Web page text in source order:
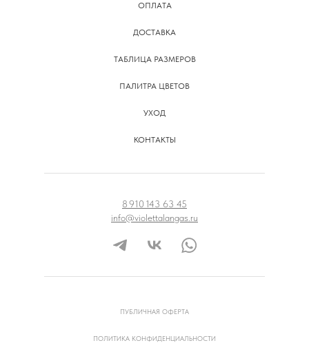
ОПЛАТА
ДОСТАВКА
ТАБЛИЦА РАЗМЕРОВ
ПАЛИТРА ЦВЕТОВ
УХОД
КОНТАКТЫ
8 910 143 63 45
info@violettalangas.ru
ПУБЛИЧНАЯ ОФЕРТА
ПОЛИТИКА КОНФИДЕНЦИАЛЬНОСТИ